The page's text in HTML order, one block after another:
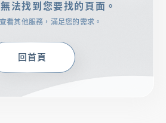
法找到您要找的頁面。
看其他服務，滿足您的需求。
回首頁